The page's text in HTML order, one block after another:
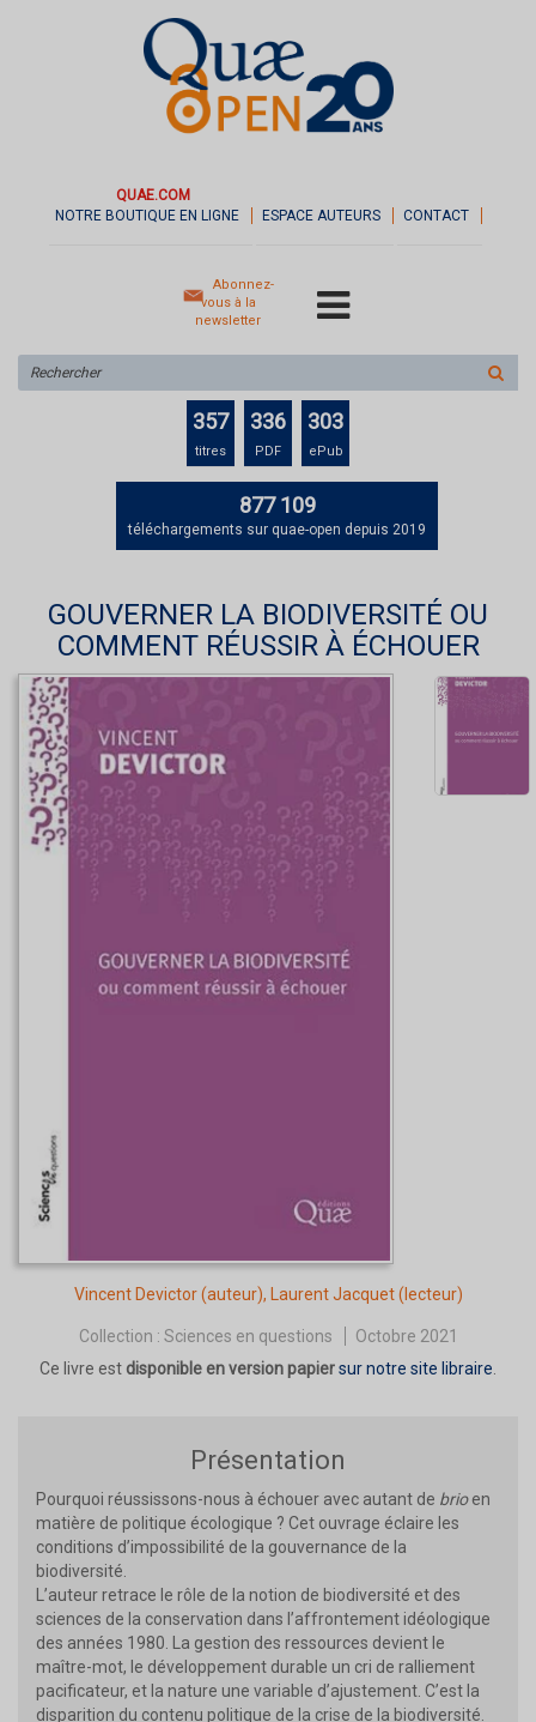
QUAE.COM
NOTRE BOUTIQUE EN LIGNE
ESPACE AUTEURS CONTACT
Abonnez-
vous à la
newsletter
sur
le
357
titres
336
PDF
303
ePub
877 109
téléchargements sur quae-open depuis 2019
GOUVERNER LA BIODIVERSITÉ OU
COMMENT RÉUSSIR À ÉCHOUER
Vincent Devictor(auteur), Laurent Jacquet(lecteur)
Collection : Sciences en questions
Octobre 2021
Ce livre est disponible en version papiersur notre site libraire.
Présentation
Pourquoi réussissons-nous à échouer avec autant de brioen
matière de politique écologique ? Cet ouvrage éclaire les
conditions d’impossibilité de la gouvernance de la
biodiversité.
L’auteur retrace le rôle de la notion de biodiversité et des
sciences de la conservation dans l’affrontement idéologique
des années 1980. La gestion des ressources devient le
maître-mot, le développement durable un cri de ralliement
pacificateur, et la nature une variable d’ajustement. C’est la
disparition du contenu politique de la crise de la biodiversité.